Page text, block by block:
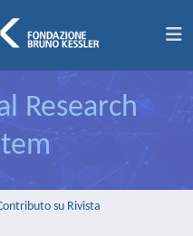
Research
su Rivista